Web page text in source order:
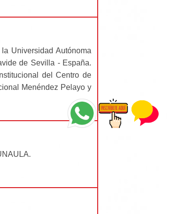
Universidad Autónoma
de Sevilla - España.
del Centro de
Menéndez Pelayo y